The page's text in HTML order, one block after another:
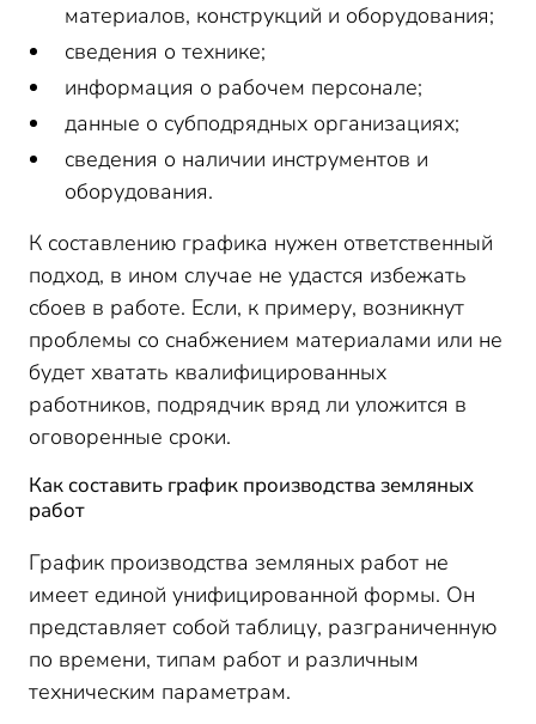
материалов, конструкций и оборудования;
сведения о технике;
информация о рабочем персонале;
данные о субподрядных организациях;
сведения о наличии инструментов и
оборудования.
К составлению графика нужен ответственный
подход, в ином случае не удастся избежать
сбоев в работе. Если, к примеру, возникнут
проблемы со снабжением материалами или не
будет хватать квалифицированных
работников, подрядчик вряд ли уложится в
оговоренные сроки.
Как составить график производства земляных
работ
График производства земляных работ не
имеет единой унифицированной формы. Он
представляет собой таблицу, разграниченную
по времени, типам работ и различным
техническим параметрам.